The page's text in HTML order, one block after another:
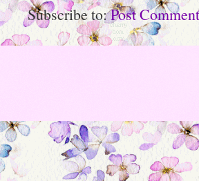
Subscribe to:Post